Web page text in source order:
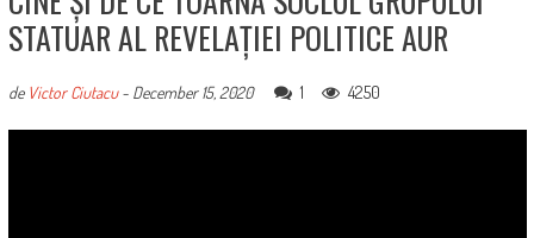
STATUAR AL REVELAȚIEI POLITICE AUR
de Victor Ciutacu- December 15, 2020 1 4250